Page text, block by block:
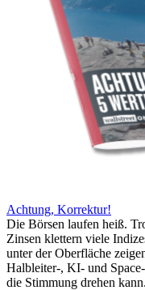
Achtung, Korrektur!
Die Börsen laufen heiß.
Zinsen klettern viele
unter der Oberfläche
Halbleiter-, KI- und
die Stimmung drehen kann.